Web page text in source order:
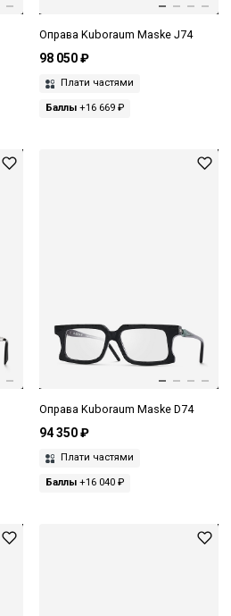
Оправа Kuboraum Maske J74
98 050 ₽
Плати частями
Баллы+16 669 ₽
Оправа Kuboraum Maske D74
94 350 ₽
Плати частями
Баллы+16 040 ₽